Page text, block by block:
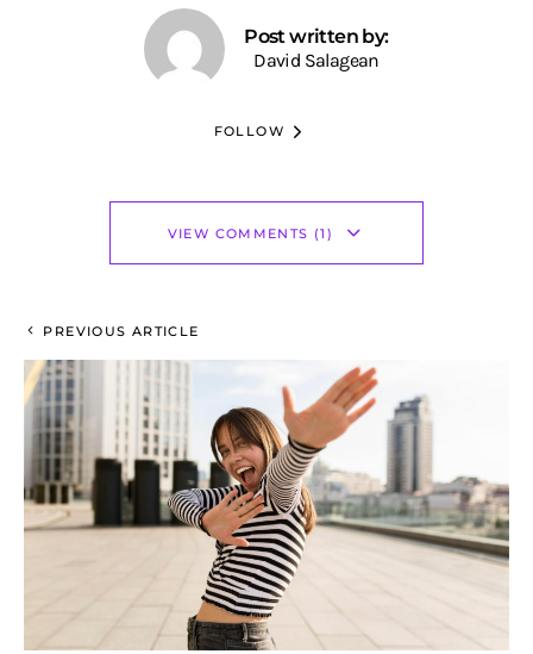
Post written by:
David Salagean
FOLLOW
VIEW COMMENTS (1)
PREVIOUS ARTICLE